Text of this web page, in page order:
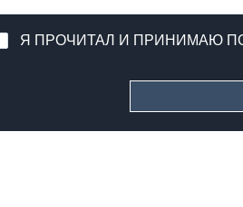
Я ПРОЧИТАЛ И ПРИНИМАЮ